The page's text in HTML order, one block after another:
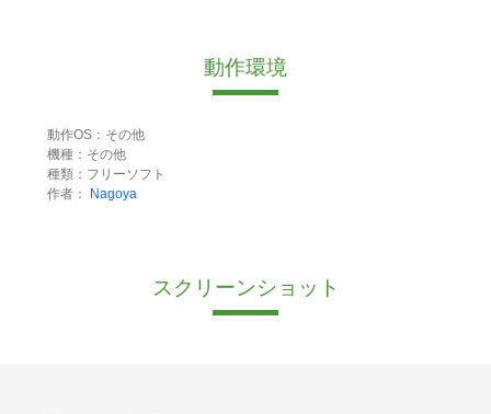
動作環境
動作OS：その他
機種：その他
種類：フリーソフト
作者：
Nagoya
スクリーンショット